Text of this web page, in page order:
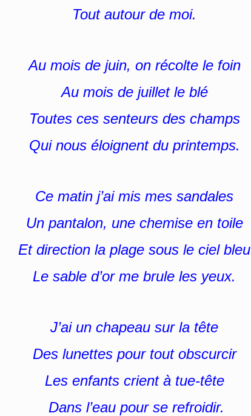
Tout autour de moi.
Au mois de juin, on récolte le foin
Au mois de juillet le blé
Toutes ces senteurs des champs
Qui nous éloignent du printemps.
Ce matin j’ai mis mes sandales
Un pantalon, une chemise en toile
Et direction la plage sous le ciel bleu
Le sable d’or me brule les yeux.
J’ai un chapeau sur la tête
Des lunettes pour tout obscurcir
Les enfants crient à tue-tête
Dans l’eau pour se refroidir.